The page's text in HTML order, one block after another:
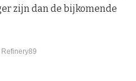
zijn dan de bijkomende